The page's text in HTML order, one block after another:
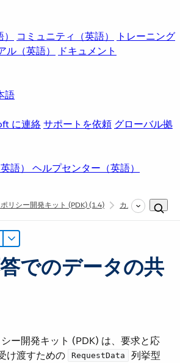
コミュニティ（英語）
トレーニング
ル（英語）
ドキュメント
語
に連絡サポートを依頼 グローバル拠
語） ヘルプセンター（英語）
リシー開発キット (PDK)(1.4) カスタムポリシ
でのデータの共
ー開発キット (PDK) は、要求と応
け渡すための
RequestData
​ 列挙型